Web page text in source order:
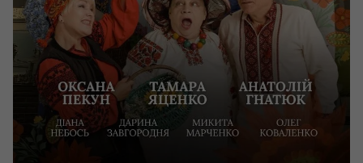
ul. GĘSIA, 8/205, KRAKÓW, kod 31-535
SERVICES
Доставка та оплата
Мапа сайту
О НАС
Організаторам Логотип на афіши
Про компанію